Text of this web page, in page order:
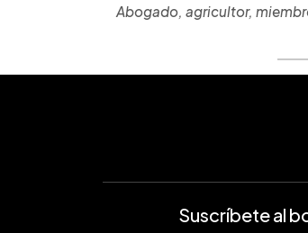
Abogado, agricultor,
Suscríbete al